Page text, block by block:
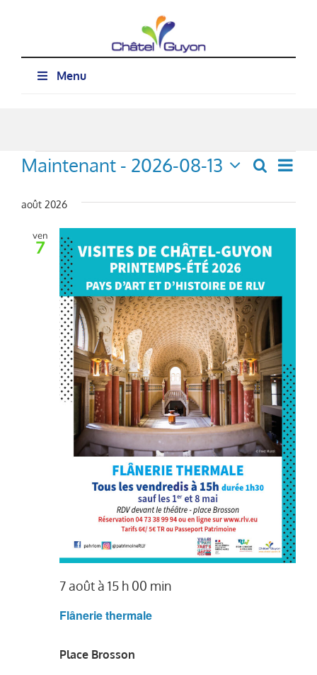
Menu
Évènements
et
de
Liste
Maintenant - 2026-08-13
une
août 2026
ven
7
Flânerie thermale
7 août à 15 h 00 min
Place Brosson